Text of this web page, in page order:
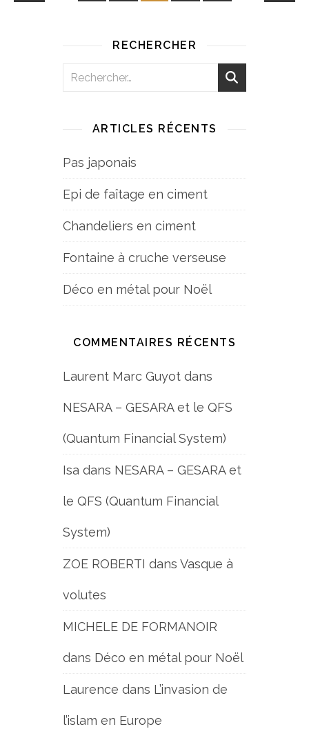
RECHERCHER
ARTICLES RÉCENTS
Pas japonais
Epi de faîtage en ciment
Chandeliers en ciment
Fontaine à cruche verseuse
Déco en métal pour Noël
COMMENTAIRES RÉCENTS
Laurent Marc Guyot dans
NESARA – GESARA et le QFS
(Quantum Financial System)
Isa dans NESARA – GESARA et
le QFS (Quantum Financial
System)
ZOE ROBERTI dansVasque à
volutes
MICHELE DE FORMANOIR
dans Déco en métal pour Noël
Laurence dans L’invasion de
l’islam en Europe